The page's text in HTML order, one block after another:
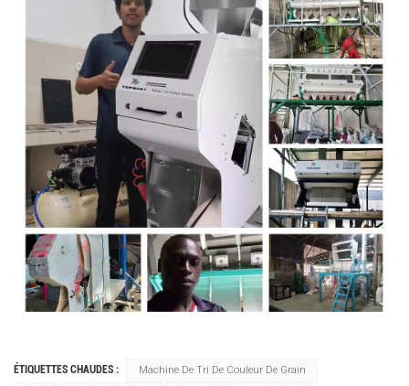
ÉTIQUETTES CHAUDES :
Machine De Tri De Couleur De Grain